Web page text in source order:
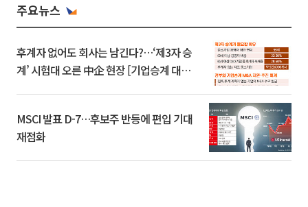
주요뉴스
후계자 없어도 회사는 남긴다?…‘제3자 승
계’ 시험대 오른 中企 현장 [기업승계 대전
MSCI 발표 D-7…후보주 반등에 편입 기대
재점화